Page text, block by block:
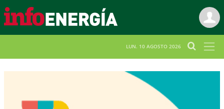
LUN. 10 AGOSTO 2026